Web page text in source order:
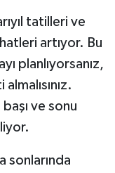
tatilleri ve
artıyor. Bu
planlıyorsanız,
ve sonu
sonlarında